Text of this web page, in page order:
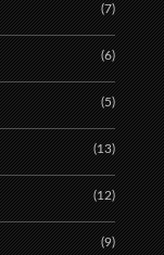
(7)
(6)
(5)
(13)
(12)
(9)